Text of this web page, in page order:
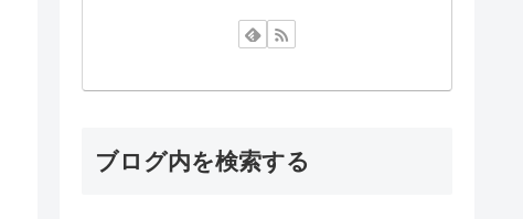
ブログ内を検索する